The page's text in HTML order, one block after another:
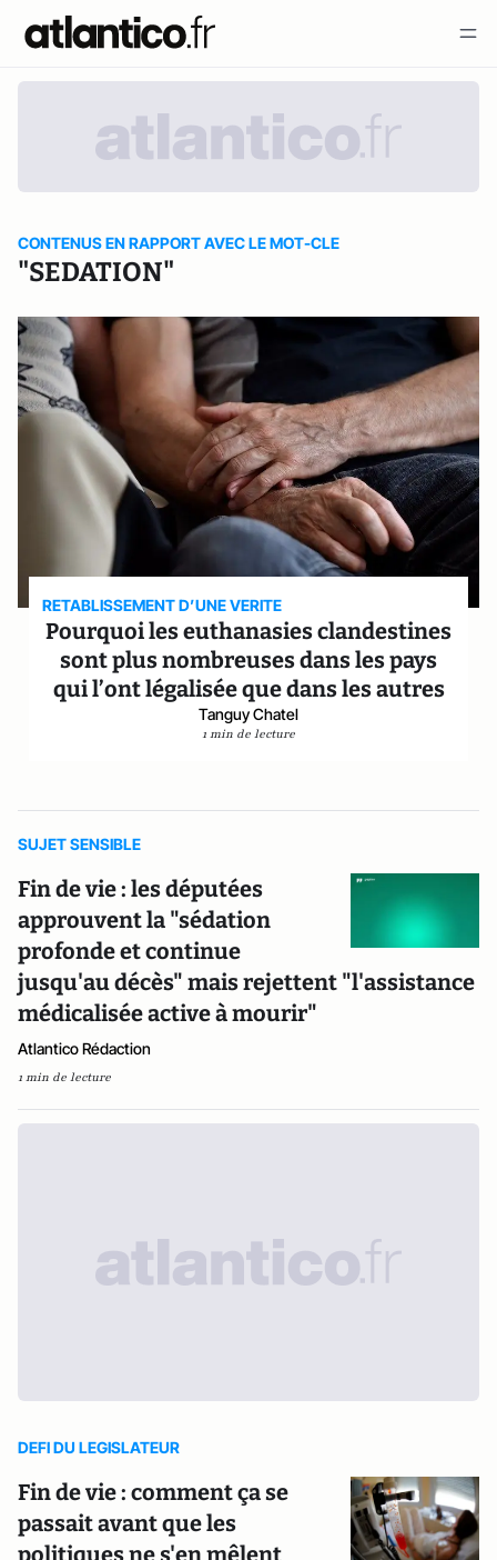
CONTENUS EN RAPPORT AVEC LE MOT-CLE
"SEDATION"
RETABLISSEMENT D’UNE VERITE
Pourquoi les euthanasies clandestines
sont plus nombreuses dans les pays
qui l’ont légalisée que dans les autres
Tanguy Chatel
1 min de lecture
SUJET SENSIBLE
Fin de vie : les députées
approuvent la "sédation
profonde et continue
jusqu'au décès" mais rejettent "l'assistance
médicalisée active à mourir"
Atlantico Rédaction
1 min de lecture
DEFI DU LEGISLATEUR
Fin de vie : comment ça se
passait avant que les
politiques ne s'en mêlent